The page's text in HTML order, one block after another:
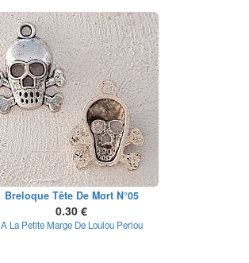
Breloque Tête De Mort N°05
0.30 €
A La Petite Marge De Loulou Perlou